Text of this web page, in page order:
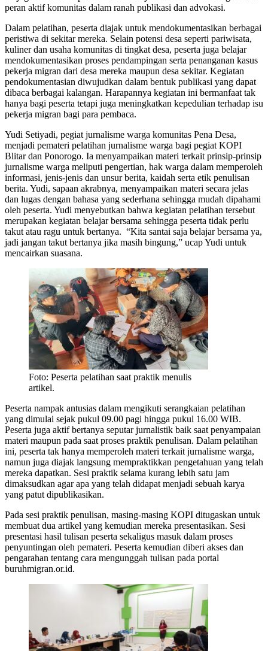
peran aktif komunitas dalam ranah publikasi dan advokasi.
Dalam pelatihan, peserta diajak untuk mendokumentasikan berbagai
peristiwa di sekitar mereka. Selain potensi desa seperti pariwisata,
kuliner dan usaha komunitas di tingkat desa, peserta juga belajar
mendokumentasikan proses pendampingan serta penanganan kasus
pekerja migran dari desa mereka maupun desa sekitar. Kegiatan
pendokumentasian diwujudkan dalam bentuk publikasi yang dapat
dibaca berbagai kalangan. Harapannya kegiatan ini bermanfaat tak
hanya bagi peserta tetapi juga meningkatkan kepedulian terhadap isu
pekerja migran bagi para pembaca.
Yudi Setiyadi, pegiat jurnalisme warga komunitas Pena Desa,
menjadi pemateri pelatihan jurnalisme warga bagi pegiat KOPI
Blitar dan Ponorogo. Ia menyampaikan materi terkait prinsip-prinsip
jurnalisme warga meliputi pengertian, hak warga dalam memperoleh
informasi, jenis-jenis dan unsur berita, kaidah serta etik penulisan
berita. Yudi, sapaan akrabnya, menyampaikan materi secara jelas
dan lugas dengan bahasa yang sederhana sehingga mudah dipahami
oleh peserta. Yudi menyebutkan bahwa kegiatan pelatihan tersebut
merupakan kegiatan belajar bersama sehingga peserta tidak perlu
takut atau ragu untuk bertanya. “Kita santai saja belajar bersama ya,
jadi jangan takut bertanya jika masih bingung,” ucap Yudi untuk
mencairkan suasana.
Foto: Peserta pelatihan saat praktik menulis
artikel.
Peserta nampak antusias dalam mengikuti serangkaian pelatihan
yang dimulai sejak pukul 09.00 pagi hingga pukul 16.00 WIB.
Peserta juga aktif bertanya seputar jurnalistik baik saat penyampaian
materi maupun pada saat proses praktik penulisan. Dalam pelatihan
ini, peserta tak hanya memperoleh materi terkait jurnalisme warga,
namun juga diajak langsung mempraktikkan pengetahuan yang telah
mereka dapatkan. Sesi praktik selama kurang lebih satu jam
dimaksudkan agar apa yang telah didapat menjadi sebuah karya
yang patut dipublikasikan.
Pada sesi praktik penulisan, masing-masing KOPI ditugaskan untuk
membuat dua artikel yang kemudian mereka presentasikan. Sesi
presentasi hasil tulisan peserta sekaligus masuk dalam proses
penyuntingan oleh pemateri. Peserta kemudian diberi akses dan
pengarahan tentang cara mengunggah tulisan pada portal
buruhmigran.or.id.